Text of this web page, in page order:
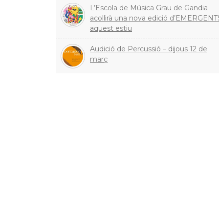
L’Escola de Música Grau de Gandia
acollirà una nova edició
aquest estiu
Audició de Percussió – dijous 12 de
març